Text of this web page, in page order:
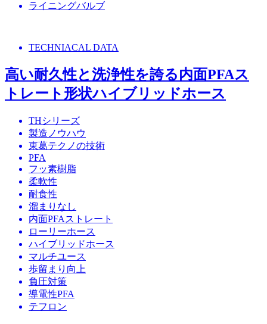
ライニングバルブ
TECHNIACAL DATA
高い耐久性と洗浄性を誇る内面PFAス
トレート形状ハイブリッドホース
THシリーズ
製造ノウハウ
東葛テクノの技術
PFA
フッ素樹脂
柔軟性
耐食性
溜まりなし
内面PFAストレート
ローリーホース
ハイブリッドホース
マルチユース
歩留まり向上
負圧対策
導電性PFA
テフロン